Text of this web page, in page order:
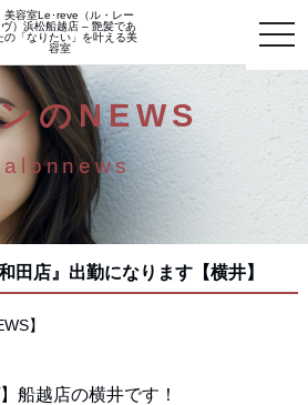
toggle
のNEWS
田店』出勤になります【横井】
】
船越店の横井です！